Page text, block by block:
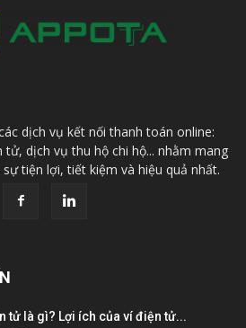
dịch vụ kết nối thanh toán online:
dịch vụ thu hộ chi hộ... nhằm mang
tiện lợi, tiết kiệm và hiệu quả nhất.
tử là gì? Lợi ích của ví điện tử...